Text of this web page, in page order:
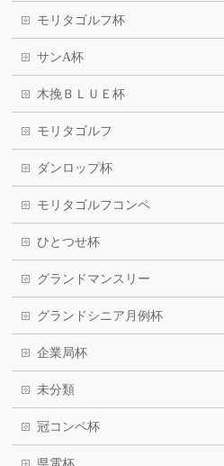
モリタゴルフ杯
サンA杯
木挽ＢＬＵＥ杯
モリタゴルフ
ダンロップ杯
モリタゴルフコンペ
ひとつせ杯
グランドマンスリー
グランドシニア月例杯
企業局杯
未分類
冠コンペ杯
県電杯